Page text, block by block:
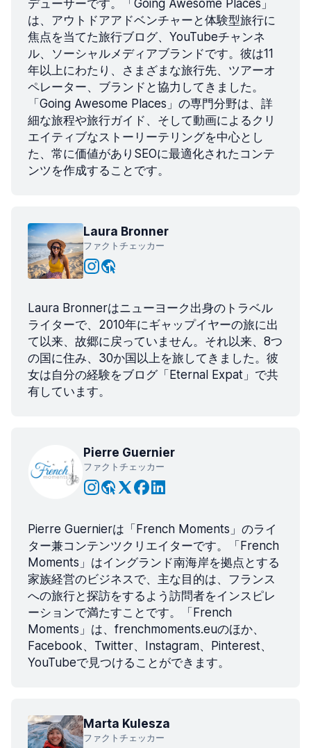
デューサーです。「Going Awesome Places」
は、アウトドアアドベンチャーと体験型旅行に
焦点を当てた旅行ブログ、YouTubeチャンネ
ル、ソーシャルメディアブランドです。彼は11
年以上にわたり、さまざまな旅行先、ツアーオ
ペレーター、ブランドと協力してきました。
「Going Awesome Places」の専門分野は、詳
細な旅程や旅行ガイド、そして動画によるクリ
エイティブなストーリーテリングを中心とし
た、常に価値がありSEOに最適化されたコンテ
ンツを作成することです。
Laura Bronner
ファクトチェッカー
Laura Bronnerはニューヨーク出身のトラベル
ライターで、2010年にギャップイヤーの旅に出
て以来、故郷に戻っていません。それ以来、8つ
の国に住み、30か国以上を旅してきました。彼
女は自分の経験をブログ「Eternal Expat」で共
有しています。
Pierre Guernier
ファクトチェッカー
Pierre Guernierは「French Moments」のライ
ター兼コンテンツクリエイターです。「French
Moments」はイングランド南海岸を拠点とする
家族経営のビジネスで、主な目的は、フランス
への旅行と探訪をするよう訪問者をインスピレ
ーションで満たすことです。「French
Moments」は、frenchmoments.euのほか、
Facebook、Twitter、Instagram、Pinterest、
YouTubeで見つけることができます。
Marta Kulesza
ファクトチェッカー